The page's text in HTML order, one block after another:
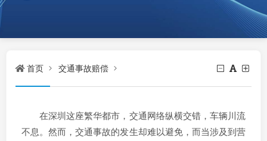
首页 交通事故赔偿
在深圳这座繁华都市，交通网络纵横交错，车辆川流
不息。然而，交通事故的发生却难以避免，而当涉及到营